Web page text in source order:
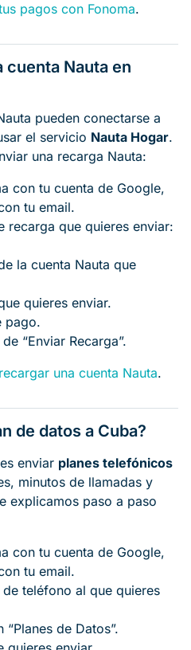
pagos con Fonoma.
cuenta Nauta en
pueden conectarse a
el servicio Nauta Hogar.
una recarga Nauta:
con tu cuenta de Google,
tu email.
recarga que quieres enviar:
la cuenta Nauta que
quieres enviar.
pago.
“Enviar Recarga”.
una cuenta Nauta.
de datos a Cuba?
enviar planes telefónicos
minutos de llamadas y
explicamos paso a paso
con tu cuenta de Google,
tu email.
teléfono al que quieres
de Datos”.